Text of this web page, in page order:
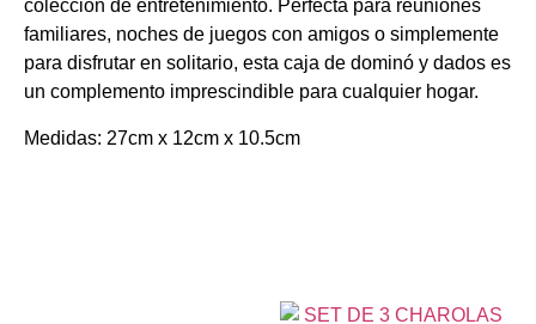
colección de entretenimiento. Perfecta para reuniones
familiares, noches de juegos con amigos o simplemente
para disfrutar en solitario, esta caja de dominó y dados es
un complemento imprescindible para cualquier hogar.
Medidas: 27cm x 12cm x 10.5cm